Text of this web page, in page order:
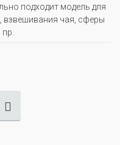
подходит модель для
чая, сферы